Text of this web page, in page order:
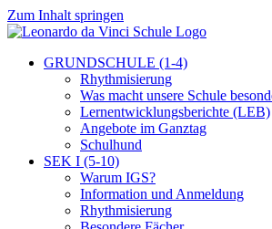
Zum Inhalt springen
GRUNDSCHULE (1-4)
Rhythmisierung
Was macht unsere Schule
Lernentwicklungsberichte (LEB)
Angebote im Ganztag
Schulhund
SEK I (5-10)
Warum IGS?
Information und Anmeldung
Rhythmisierung